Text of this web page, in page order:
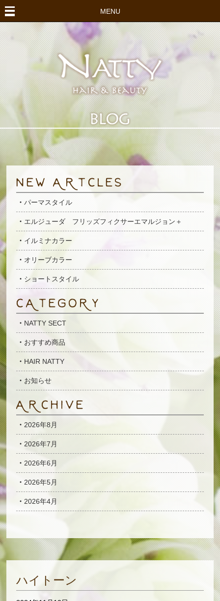
MENU
パーマスタイル
エルジューダ フリッズフィクサーエマルジョン＋
イルミナカラー
オリーブカラー
ショートスタイル
NATTY SECT
おすすめ商品
HAIR NATTY
お知らせ
2026年8月
2026年7月
2026年6月
2026年5月
2026年4月
ハイトーン